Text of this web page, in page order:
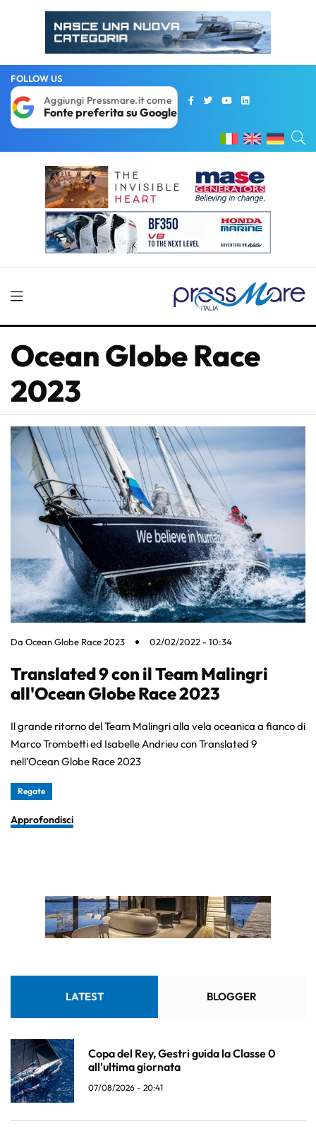
FOLLOW US
Aggiungi Pressmare.it come
Fonte preferita su Google
Ocean Globe Race
2023
Da Ocean Globe Race 2023 02/02/2022 - 10:34
Translated 9 con il Team Malingri
all'Ocean Globe Race 2023
Il grande ritorno del Team Malingri alla vela oceanica a fianco di
Marco Trombetti ed Isabelle Andrieu con Translated 9
nell’Ocean Globe Race 2023
Regate
Approfondisci
LATEST BLOGGER
Copa del Rey, Gestri guida la Classe 0
all'ultima giornata
07/08/2026 - 20:41